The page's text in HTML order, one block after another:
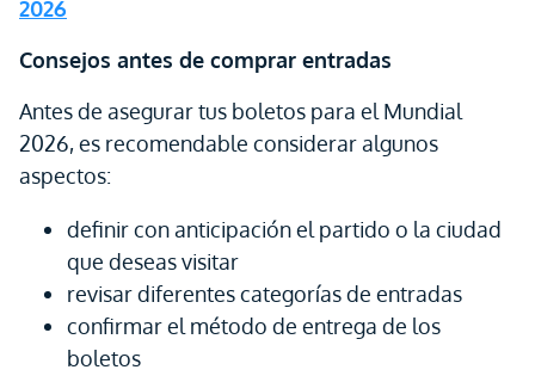
2026
Consejos antes de comprar entradas
Antes de asegurar tus boletos para el Mundial
2026, es recomendable considerar algunos
aspectos:
definir con anticipación el partido o la ciudad
que deseas visitar
revisar diferentes categorías de entradas
confirmar el método de entrega de los
boletos